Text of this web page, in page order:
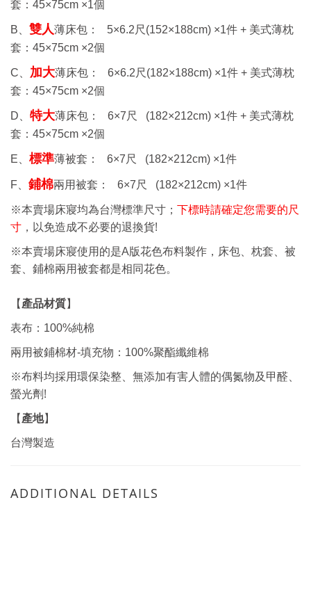
套： 45×75cm ×1個
B、 雙人薄床包： 5×6.2尺 (152×188cm) ×1件 + 美式薄枕
套： 45×75cm ×2個
C、 加大薄床包： 6×6.2尺 (182×188cm) ×1件 + 美式薄枕
套： 45×75cm ×2個
D、 特大薄床包： 6×7尺 (182×212cm) ×1件 + 美式薄枕
套： 45×75cm ×2個
E、 標準薄被套： 6×7尺 (182×212cm) ×1件
F、 鋪棉兩用被套： 6×7尺 (182×212cm) ×1件
※本賣場床寢均為台灣標準尺寸； 下標時請確定您需要的尺
寸 ，以免造成不必要的退換貨!
※本賣場床寢使用的是A版花色布料製作，床包、枕套、被
套、鋪棉兩用被套都是相同花色。
【 產品材質】
表布：100%純棉
兩用被鋪棉材-填充物：100%聚酯纖維棉
※布料均採用環保染整、無添加有害人體的偶氮物及甲醛、
螢光劑 !
【 產地】
台灣製造
ADDITIONAL DETAILS